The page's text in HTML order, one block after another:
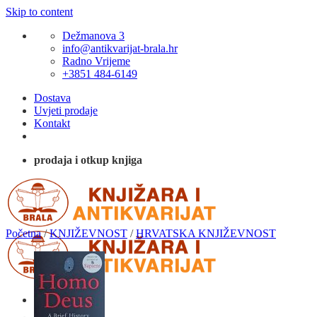
Skip to content
Dežmanova 3
info@antikvarijat-brala.hr
Radno Vrijeme
+3851 484-6149
Dostava
Uvjeti prodaje
Kontakt
prodaja i otkup knjiga
Početna / KNJIŽEVNOST / HRVATSKA KNJIŽEVNOST